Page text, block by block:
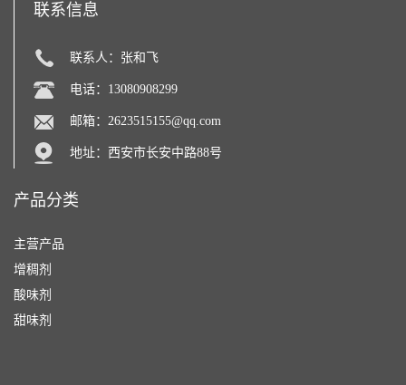
联系信息
联系人：张和飞
电话：13080908299
邮箱： 2623515155@qq.com
地址：西安市长安中路88号
产品分类
主营产品
增稠剂
酸味剂
甜味剂